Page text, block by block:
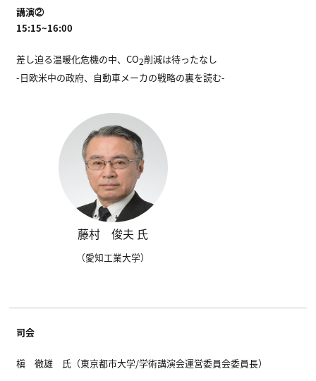
講演②
15:15~16:00
差し迫る温暖化危機の中、CO2削減は待ったなし
-日欧米中の政府、自動車メーカの戦略の裏を読む-
藤村 俊夫 氏
（愛知工業大学）
司会
槇 徹雄 氏（東京都市大学/学術講演会運営委員会委員長）